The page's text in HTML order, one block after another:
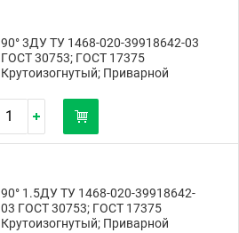
90° 3ДУ ТУ 1468-020-39918642-03
ГОСТ 30753; ГОСТ 17375
Крутоизогнутый; Приварной
90° 1.5ДУ ТУ 1468-020-39918642-
03 ГОСТ 30753; ГОСТ 17375
Крутоизогнутый; Приварной